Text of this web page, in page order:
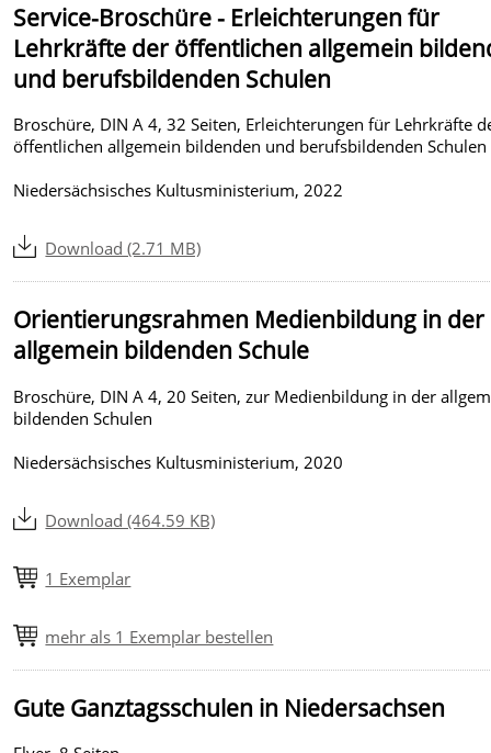
Service-Broschüre - Erleichterungen für
Lehrkräfte der öffentlichen allgemein
und berufsbildenden Schulen
Broschüre, DIN A 4, 32 Seiten, Erleichterungen für Lehrkräfte
öffentlichen allgemein bildenden und berufsbildenden Schulen
Niedersächsisches Kultusministerium, 2022
Download (2.71 MB)
Orientierungsrahmen Medienbildung in der
allgemein bildenden Schule
Broschüre, DIN A 4, 20 Seiten, zur Medienbildung in der
bildenden Schulen
Niedersächsisches Kultusministerium, 2020
Download (464.59 KB)
1 Exemplar
mehr als 1 Exemplar bestellen
Gute Ganztagsschulen in Niedersachsen